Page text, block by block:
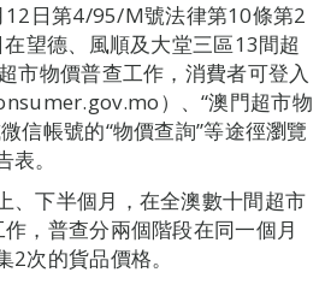
12日第4/95/M號法律第10條第2
望德、風順及大堂三區13間超
市物價普查工作，消費者可登入
）、“澳門超市物
信帳號的“物價查詢”等途徑瀏覽
。
、下半個月，在全澳數十間超市
，普查分兩個階段在同一個月
次的貨品價格。